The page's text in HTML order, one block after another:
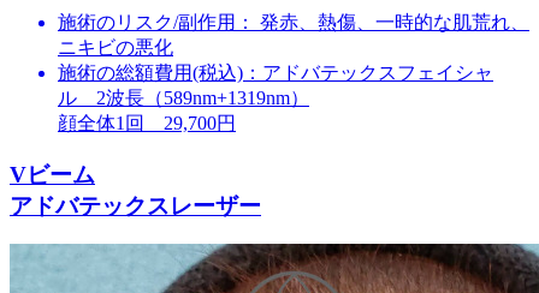
施術のリスク/副作用：
発赤、熱傷、一時的な肌荒れ、
ニキビの悪化
施術の総額費用(税込)： アドバテックスフェイシャ
ル 2波長（589nm+1319nm）
顔全体1回 29,700円
Vビーム
アドバテックスレーザー